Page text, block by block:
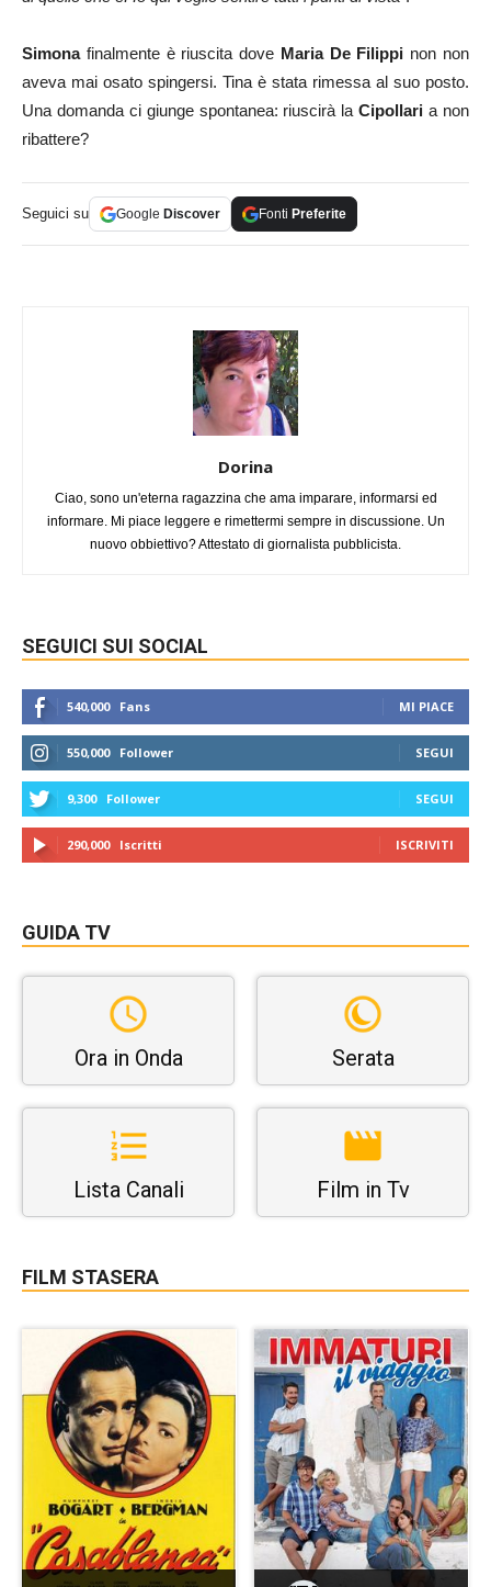
Simonafinalmente è riuscita dove Maria De Filippi non non
aveva mai osato spingersi. Tina è stata rimessa al suo posto.
Una domanda ci giunge spontanea: riuscirà la Cipollari a non
ribattere?
Seguici su Google Discover Fonti Preferite
Dorina
Ciao, sono un'eterna ragazzina che ama imparare, informarsi ed
informare. Mi piace leggere e rimettermi sempre in discussione. Un
nuovo obbiettivo? Attestato di giornalista pubblicista.
SEGUICI SUI SOCIAL
540,000 Fans MI PIACE
550,000 Follower SEGUI
9,300 Follower SEGUI
290,000 Iscritti ISCRIVITI
GUIDA TV
Ora in Onda Serata
Lista Canali Film in Tv
FILM STASERA